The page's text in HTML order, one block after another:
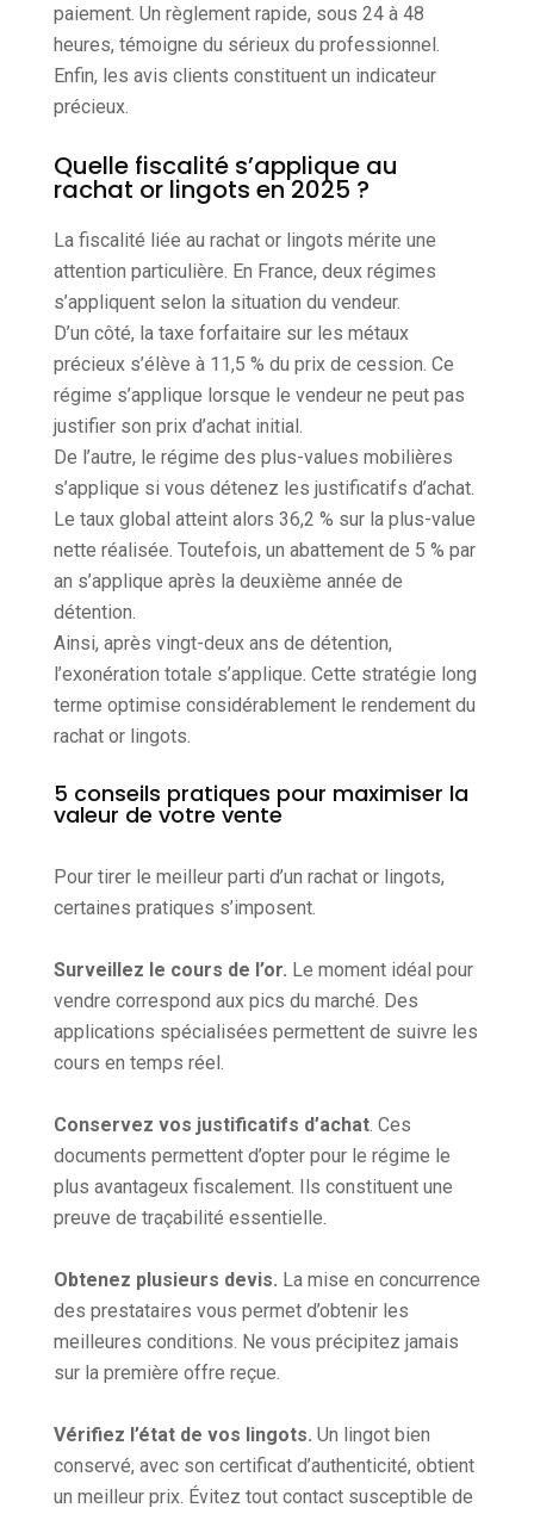
paiement. Un règlement rapide, sous 24 à 48
heures, témoigne du sérieux du professionnel.
Enfin, les avis clients constituent un indicateur
précieux.
Quelle fiscalité s’applique au
rachat or lingots en 2025 ?
La fiscalité liée au rachat or lingots mérite une
attention particulière. En France, deux régimes
s’appliquent selon la situation du vendeur.
D’un côté, la taxe forfaitaire sur les métaux
précieux s’élève à 11,5 % du prix de cession. Ce
régime s’applique lorsque le vendeur ne peut pas
justifier son prix d’achat initial.
De l’autre, le régime des plus-values mobilières
s’applique si vous détenez les justificatifs d’achat.
Le taux global atteint alors 36,2 % sur la plus-value
nette réalisée. Toutefois, un abattement de 5 % par
an s’applique après la deuxième année de
détention.
Ainsi, après vingt-deux ans de détention,
l’exonération totale s’applique. Cette stratégie long
terme optimise considérablement le rendement du
rachat or lingots.
5 conseils pratiques pour maximiser la
valeur de votre vente
Pour tirer le meilleur parti d’un rachat or lingots,
certaines pratiques s’imposent.
Surveillez le cours de l’or. Le moment idéal pour
vendre correspond aux pics du marché. Des
applications spécialisées permettent de suivre les
cours en temps réel.
Conservez vos justificatifs d’achat. Ces
documents permettent d’opter pour le régime le
plus avantageux fiscalement. Ils constituent une
preuve de traçabilité essentielle.
Obtenez plusieurs devis. La mise en concurrence
des prestataires vous permet d’obtenir les
meilleures conditions. Ne vous précipitez jamais
sur la première offre reçue.
Vérifiez l’état de vos lingots. Un lingot bien
conservé, avec son certificat d’authenticité, obtient
un meilleur prix. Évitez tout contact susceptible de